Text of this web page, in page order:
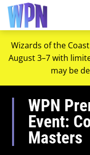
Wizards of the
August 3–7 with
may be
WPN
Event:
Masters